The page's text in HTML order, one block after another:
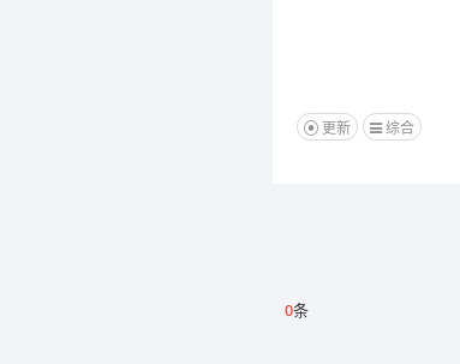
更新 综合
0条